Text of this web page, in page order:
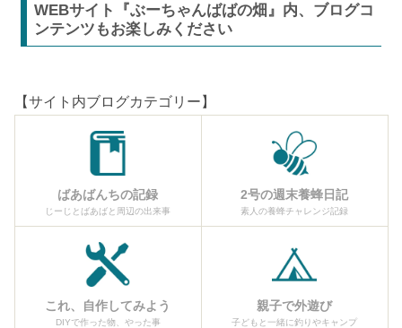
WEBサイト『ぶーちゃんばばの畑』内、ブログコ
ンテンツもお楽しみください
【サイト内ブログカテゴリー】
ばあばんちの記録
じーじとばあばと周辺の出来事
2号の週末養蜂日記
素人の養蜂チャレンジ記録
これ、自作してみよう
DIYで作った物、やった事
親子で外遊び
子どもと一緒に釣りやキャンプ